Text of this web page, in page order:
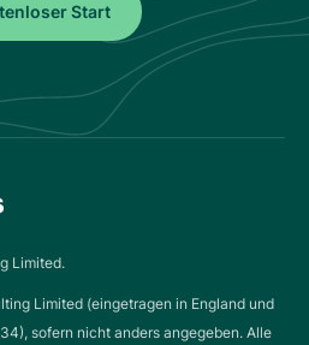
Start
Limited.
Limited (eingetragen in England und
sofern nicht anders angegeben. Alle